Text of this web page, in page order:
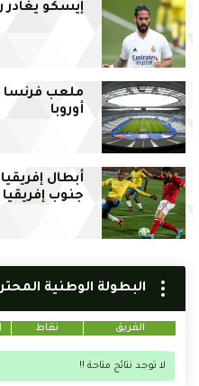
إيسكو يغادر
ملعب فرنسا
أوروبا
أبطال
جنوب إفريقيا
البطولة الوطنية
الفريق نقاط
لا توجد نتائج متاحة !!